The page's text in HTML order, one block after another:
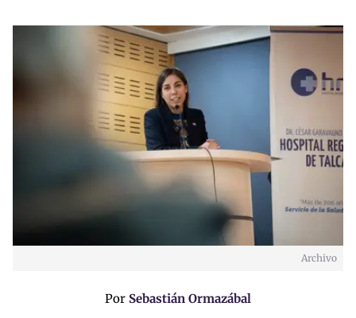
Archivo
Por Sebastián Ormazábal